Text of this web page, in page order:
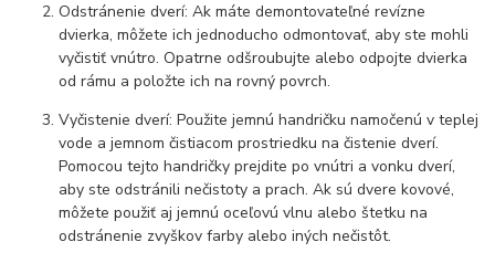
Odstránenie dverí: Ak máte demontovateľné revízne
dvierka, môžete ich jednoducho odmontovať, aby ste mohli
vyčistiť vnútro. Opatrne odšroubujte alebo odpojte dvierka
od rámu a položte ich na rovný povrch.
Vyčistenie dverí: Použite jemnú handričku namočenú v teplej
vode a jemnom čistiacom prostriedku na čistenie dverí.
Pomocou tejto handričky prejdite po vnútri a vonku dverí,
aby ste odstránili nečistoty a prach. Ak sú dvere kovové,
môžete použiť aj jemnú oceľovú vlnu alebo štetku na
odstránenie zvyškov farby alebo iných nečistôt.